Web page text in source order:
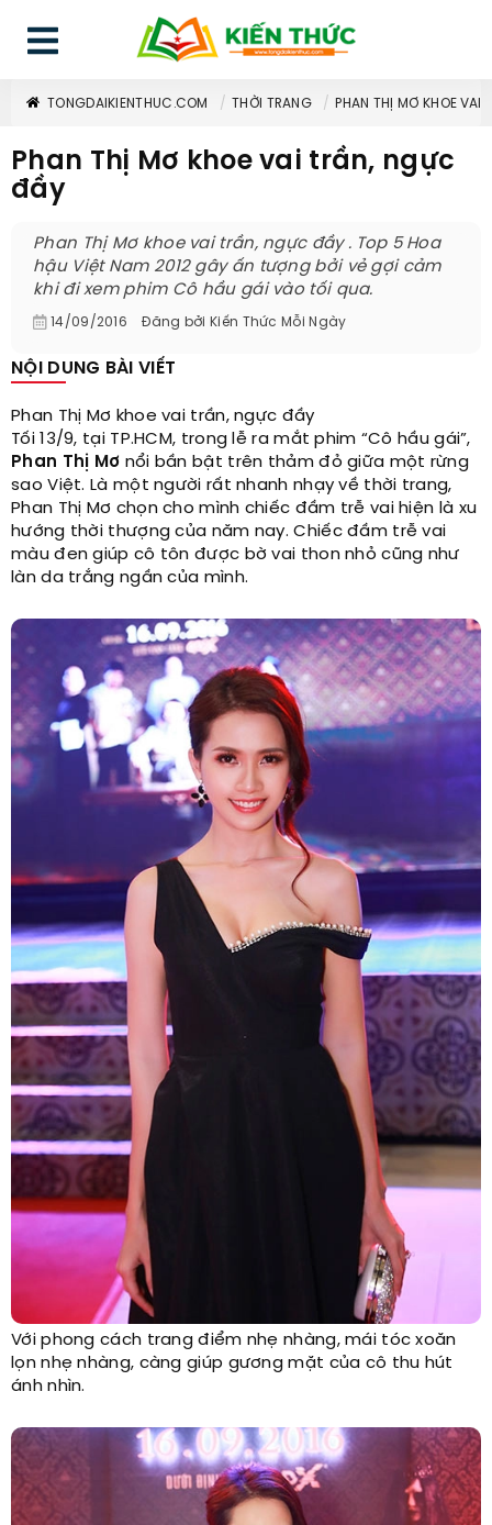
TONGDAIKIENTHUC.COM THỜI TRANG PHAN THỊ MƠ KHOE VAI
Phan Thị Mơ khoe vai trần, ngực
đầy
Phan Thị Mơ khoe vai trần, ngực đầy . Top 5 Hoa
hậu Việt Nam 2012 gây ấn tượng bởi vẻ gợi cảm
khi đi xem phim Cô hầu gái vào tối qua.
14/09/2016 Đăng bởi Kiến Thức Mỗi Ngày
NỘI DUNG BÀI VIẾT
Phan Thị Mơ khoe vai trần, ngực đầy
Tối 13/9, tại TP.HCM, trong lễ ra mắt phim “Cô hầu gái”,
Phan Thị Mơ nổi bần bật trên thảm đỏ giữa một rừng
sao Việt. Là một người rất nhanh nhạy về thời trang,
Phan Thị Mơ chọn cho mình chiếc đầm trễ vai hiện là xu
hướng thời thượng của năm nay. Chiếc đầm trễ vai
màu đen giúp cô tôn được bờ vai thon nhỏ cũng như
làn da trắng ngần của mình.
Với phong cách trang điểm nhẹ nhàng, mái tóc xoăn
lọn nhẹ nhàng, càng giúp gương mặt của cô thu hút
ánh nhìn.